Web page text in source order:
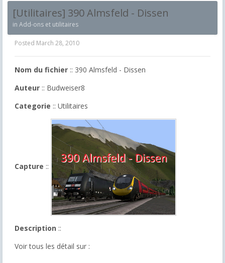
[Utilitaires] 390 Almsfeld - Dissen
in Add-ons et utilitaires
Posted March 28, 2010
Nom du fichier :: 390 Almsfeld - Dissen
Auteur :: Budweiser8
Categorie :: Utilitaires
Capture ::
Description ::
Voir tous les détail sur :